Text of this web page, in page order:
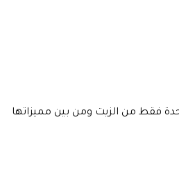
فقط من الزيت ومن بين مميزاتها